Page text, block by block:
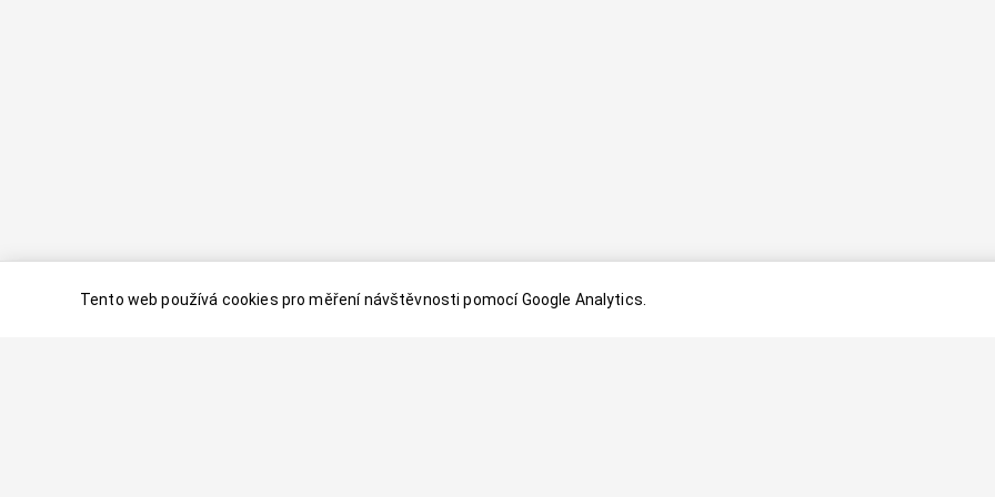
Tento web používá cookies pro měření návštěvnosti pomocí Google Analytics.